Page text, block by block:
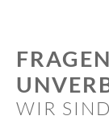
WIR